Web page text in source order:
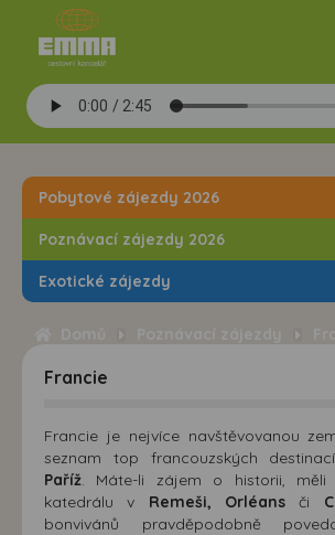
Pobytové zájezdy 2026
Poznávací zájezdy 2026
Exotické zájezdy
Francie
Francie je nejvíce navštěvovanou
seznam top francouzských
Paříž. Máte-li zájem o historii, měli
katedrálu v Remeši, Orléans či
bonvivánů pravděpodobně